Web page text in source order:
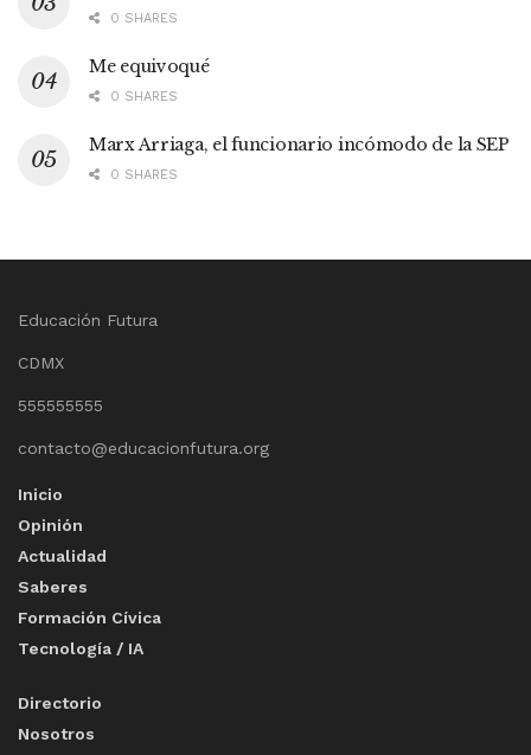
0 SHARES
Me equivoqué
0 SHARES
Marx Arriaga, el funcionario incómodo de la SEP
0 SHARES
Educación Futura
CDMX
555555555
contacto@educacionfutura.org
Inicio
Opinión
Actualidad
Saberes
Formación Cívica
Tecnología / IA
Directorio
Nosotros